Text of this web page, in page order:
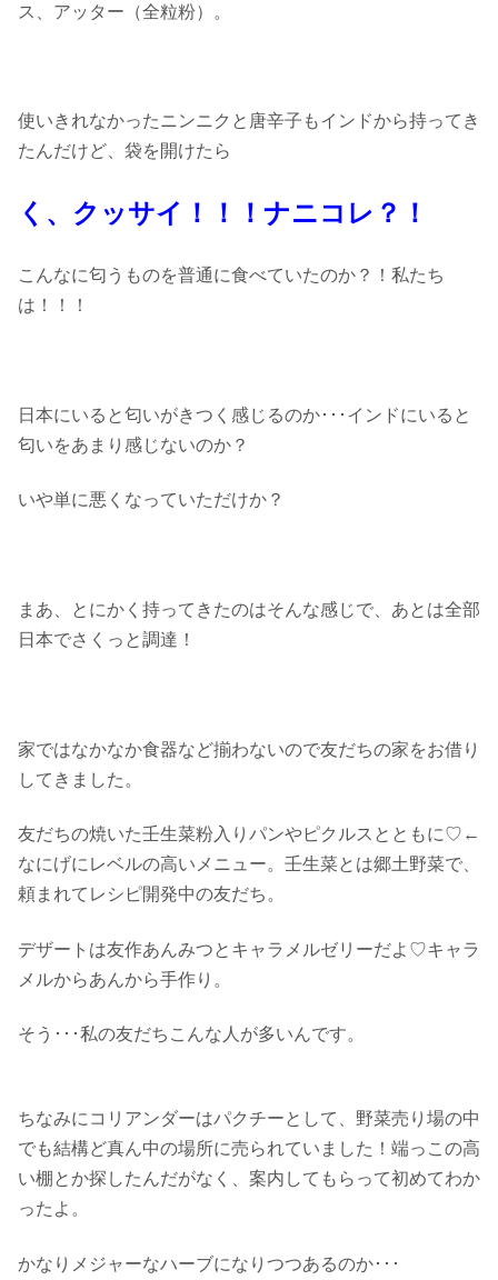
ス、アッター（全粒粉）。
使いきれなかったニンニクと唐辛子もインドから持ってき
たんだけど、袋を開けたら
く、クッサイ！！！ ナニコレ？！
こんなに匂うものを普通に食べていたのか？！私たち
は！！！
日本にいると匂いがきつく感じるのか･･･インドにいると
匂いをあまり感じないのか？
いや単に悪くなっていただけか？
まあ、とにかく持ってきたのはそんな感じで、あとは全部
日本でさくっと調達！
家ではなかなか食器など揃わないので友だちの家をお借り
してきました。
友だちの焼いた壬生菜粉入りパンやピクルスとともに♡←
なにげにレベルの高いメニュー。壬生菜とは郷土野菜で、
頼まれてレシピ開発中の友だち。
デザートは友作あんみつとキャラメルゼリーだよ♡キャラ
メルからあんから手作り。
そう･･･私の友だちこんな人が多いんです。
ちなみにコリアンダーはパクチーとして、野菜売り場の中
でも結構ど真ん中の場所に売られていました！端っこの高
い棚とか探したんだがなく、案内してもらって初めてわか
ったよ。
かなりメジャーなハーブになりつつあるのか･･･